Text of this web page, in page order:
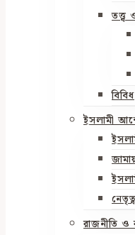
তত্ত্ব
বিবিধ
ইসলামী
রাজনীতি ও